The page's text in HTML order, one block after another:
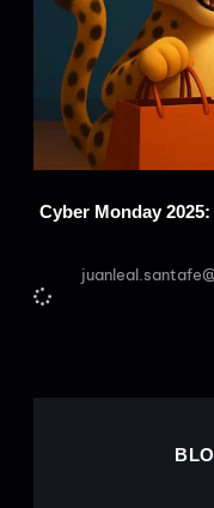
Cyber Monday